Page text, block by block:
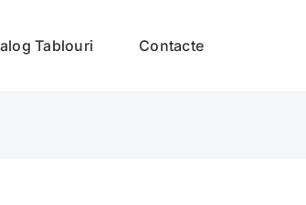
Tablouri Contacte